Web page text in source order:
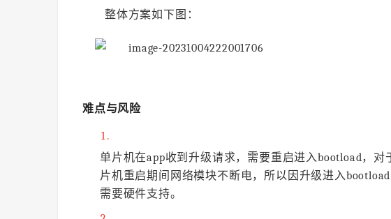
整体方案如下图：
难点与风险
单片机在app收到升级请求，需要重启进入bootload，
片机重启期间网络模块不断电，所以因升级进入
需要硬件支持。